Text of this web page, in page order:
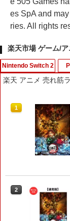
es SpA and
ries. All rights
楽天市場 ゲーム/
Nintendo Switch 2
1
2
1
1
楽天 アニメ 売れ筋
1
2